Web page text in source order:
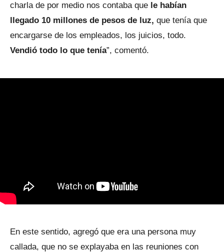
charla de por medio nos contaba que le habían
llegado 10 millones de pesos de luz, que tenía que
encargarse de los empleados, los juicios, todo.
Vendió todo lo que tenía”, comentó.
En este sentido, agregó que era una persona muy
callada, que no se explayaba en las reuniones con